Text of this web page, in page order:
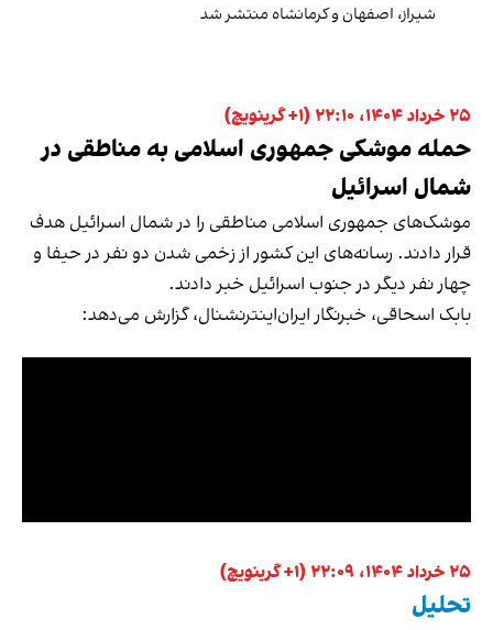
شیراز، اصفهان و کرمانشاه منتشر شد
۲۵ خرداد ۱۴۰۴، ۲۲:۱۰ (‎+۱ گرینویچ)
حمله موشکی جمهوری اسلامی به مناطقی در
شمال اسرائیل
موشک‌های جمهوری اسلامی مناطقی را در شمال اسرائیل هدف
قرار دادند. رسانه‌های این کشور از زخمی شدن دو نفر در حیفا و
چهار نفر دیگر در جنوب اسرائیل خبر دادند.
بابک اسحاقی، خبرنگار ایران‌اینترنشنال، گزارش می‌دهد:
۲۵ خرداد ۱۴۰۴، ۲۲:۰۹ (‎+۱ گرینویچ)
تحلیل